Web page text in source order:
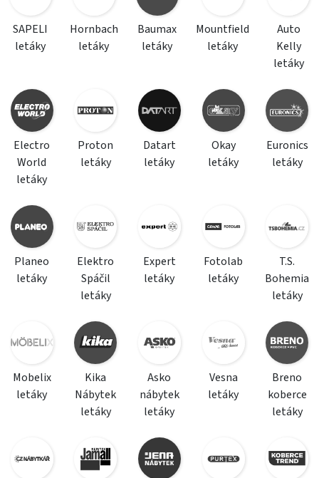
SAPELI
letáky
Hornbach
letáky
Baumax
letáky
Mountfield
letáky
Auto
Kelly
letáky
Electro
World
letáky
Proton
letáky
Datart
letáky
Okay
letáky
Euronics
letáky
Planeo
letáky
Elektro
Spáčil
letáky
Expert
letáky
Fotolab
letáky
T.S.
Bohemia
letáky
Mobelix
letáky
Kika
Nábytek
letáky
Asko
nábytek
letáky
Vesna
letáky
Breno
koberce
letáky